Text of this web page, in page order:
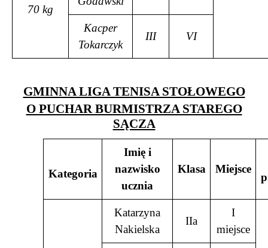
70 kg
Kacper
Tokarczyk
III VI
GMINNA LIGA TENISA STOŁOWEGO
O PUCHAR BURMISTRZA STAREGO
SĄCZA
Kategoria
Imię i
nazwisko
ucznia
Klasa Miejsce
Katarzyna
Nakielska
IIa
I
miejsce